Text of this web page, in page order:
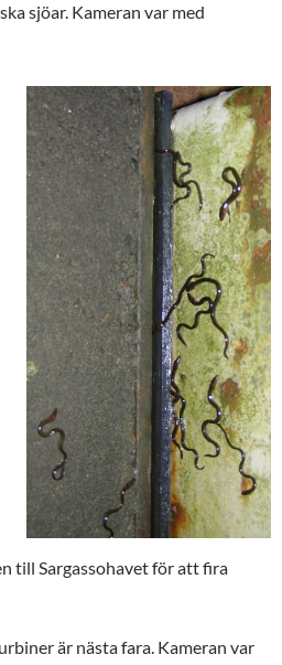
sjöar. Kameran var med
till Sargassohavet för att fira
är nästa fara. Kameran var